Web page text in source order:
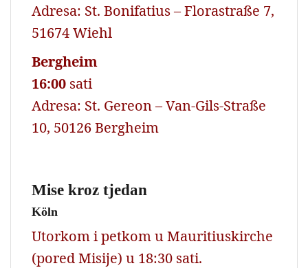
Adresa: St. Bonifatius – Florastraße 7,
51674 Wiehl
Bergheim
16:00 sati
Adresa: St. Gereon – Van-Gils-Straße
10, 50126 Bergheim
Mise kroz tjedan
Köln
Utorkom i petkom u Mauritiuskirche
(pored Misije) u 18:30 sati.